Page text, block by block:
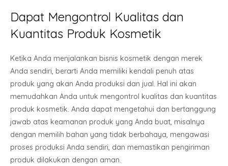
Dapat Mengontrol Kualitas dan
Kuantitas Produk Kosmetik
Ketika Anda menjalankan bisnis kosmetik dengan merek
Anda sendiri, berarti Anda memiliki kendali penuh atas
produk yang akan Anda produksi dan jual. Hal ini akan
memudahkan Anda untuk mengontrol kualitas dan kuantitas
produk kosmetik. Anda dapat mengetahui dan bertanggung
jawab atas keamanan produk yang Anda buat, misalnya
dengan memilih bahan yang tidak berbahaya, mengawasi
proses produksi Anda sendiri, dan memastikan pengiriman
produk dilakukan dengan aman.